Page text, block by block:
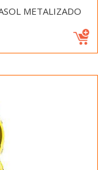
METALIZADO